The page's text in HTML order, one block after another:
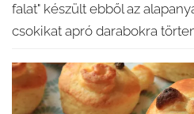
falat" készült ebből az
csokikat apró darabokra